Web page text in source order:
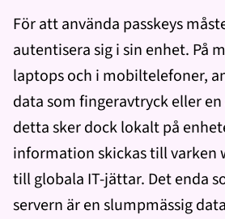
För att använda passkeys
autentisera sig i sin enhet. På
laptops och i mobiltelefoner,
data som fingeravtryck eller
detta sker dock lokalt på
information skickas till varken
till globala IT-jättar. Det enda
servern är en slumpmässig